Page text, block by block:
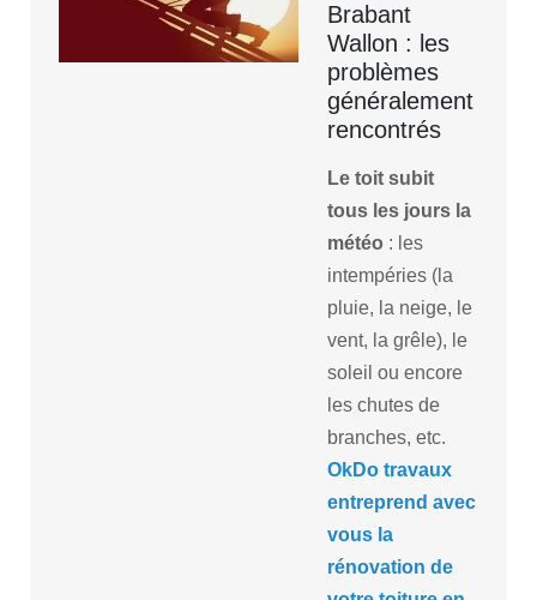
Brabant
Wallon : les
problèmes
généralement
rencontrés
Le toit subit
tous les jours la
météo : les
intempéries (la
pluie, la neige, le
vent, la grêle), le
soleil ou encore
les chutes de
branches, etc.
OkDo travaux
entreprend avec
vous la
rénovation de